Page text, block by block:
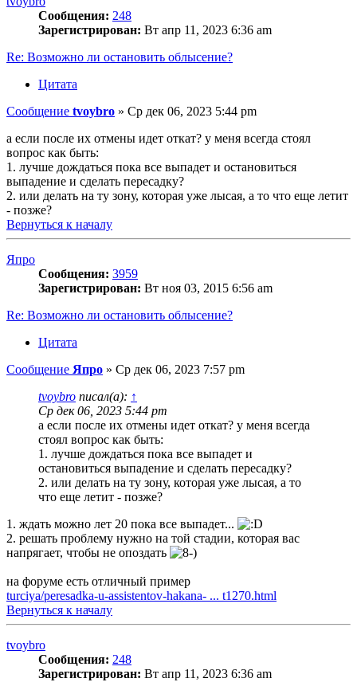
Сообщения: 248
Зарегистрирован: Вт апр 11, 2023 6:36 am
Re: Возможно ли остановить облысение?
Цитата
Сообщение tvoybro » Ср дек 06, 2023 5:44 pm
а если после их отмены идет откат? у меня всегда стоял
вопрос как быть:
1. лучше дождаться пока все выпадет и остановиться
выпадение и сделать пересадку?
2. или делать на ту зону, которая уже лысая, а то что еще летит
- позже?
Вернуться к началу
Япро
Сообщения: 3959
Зарегистрирован: Вт ноя 03, 2015 6:56 am
Re: Возможно ли остановить облысение?
Цитата
Сообщение Япро » Ср дек 06, 2023 7:57 pm
tvoybro писал(а): ↑
Ср дек 06, 2023 5:44 pm
а если после их отмены идет откат? у меня всегда
стоял вопрос как быть:
1. лучше дождаться пока все выпадет и
остановиться выпадение и сделать пересадку?
2. или делать на ту зону, которая уже лысая, а то
что еще летит - позже?
1. ждать можно лет 20 пока все выпадет...
2. решать проблему нужно на той стадии, которая вас
напрягает, чтобы не опоздать
на форуме есть отличный пример
turciya/peresadka-u-assistentov-hakana- ... t1270.html
Вернуться к началу
tvoybro
Сообщения: 248
Зарегистрирован: Вт апр 11, 2023 6:36 am